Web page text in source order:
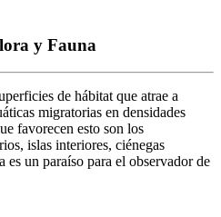
y Fauna
de hábitat que atrae a
migratorias en densidades
favorecen esto son los
islas interiores, ciénegas
es un paraíso para el observador de